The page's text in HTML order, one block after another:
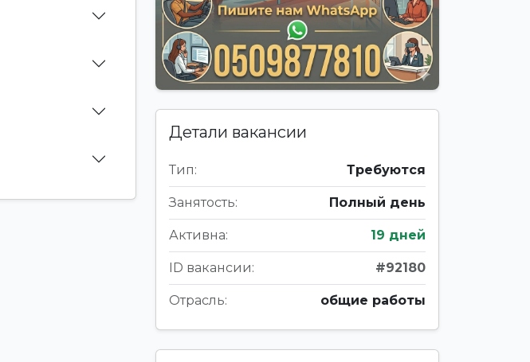
Детали вакансии
Тип: Требуются
Занятость: Полный день
Активна: 19 дней
ID вакансии: #92180
Отрасль: общие работы